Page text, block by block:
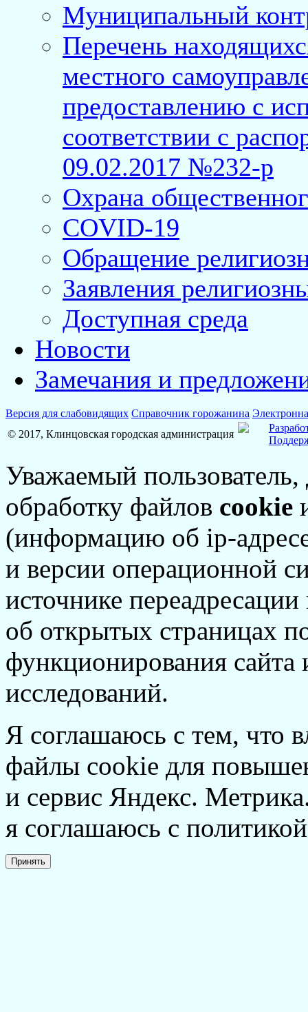
Муниципальный
Перечень
местного
предоставлению с
соответствии с
09.02.2017 №232-р
Охрана
COVID-19
Обращение
Заявления
Доступная среда
Новости
Замечания и
Версия для слабовидящих Справочник горожанина
© 2017, Клинцовская городская администрация
Уважаемый
обработку файлов cookie
(информацию об ip-
и версии операционной
источнике переадресации
об открытых страницах
функционирования сайта
исследований.
Я соглашаюсь с тем, что
файлы cookie для
и сервис Яндекс.
я соглашаюсь с
Принять